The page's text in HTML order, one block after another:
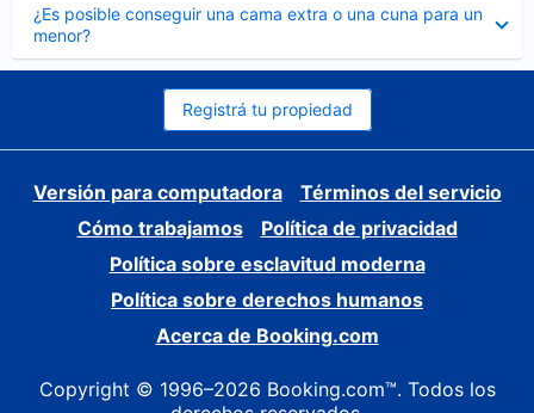
¿Es posible conseguir una cama extra o una cuna para un
menor?
cerrado
Registrá tu propiedad
Versión para computadora
Términos del servicio
Cómo trabajamos
Política de privacidad
Política sobre esclavitud moderna
Política sobre derechos humanos
Acerca de Booking.com
Copyright © 1996–2026 Booking.com™. Todos los